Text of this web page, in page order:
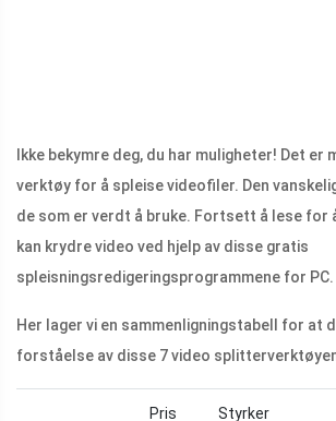
Ikke bekymre deg, du har muligheter! Det er
verktøy for å spleise videofiler. Den
de som er verdt å bruke. Fortsett å lese for
kan krydre video ved hjelp av disse gratis
spleisningsredigeringsprogrammene for PC.
Her lager vi en sammenligningstabell for at
forståelse av disse 7 video
Pris Styrker